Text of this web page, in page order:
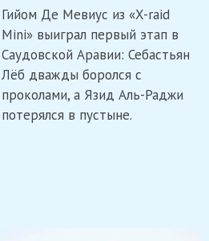
Мевиус
выиграл
первый
этап
ралли
Дакар-2026
Гийом Де Мевиус из «X-raid
Mini» выиграл первый этап в
Саудовской Аравии: Себастьян
Лёб дважды боролся с
проколами, а Язид Аль-Раджи
потерялся в пустыне.